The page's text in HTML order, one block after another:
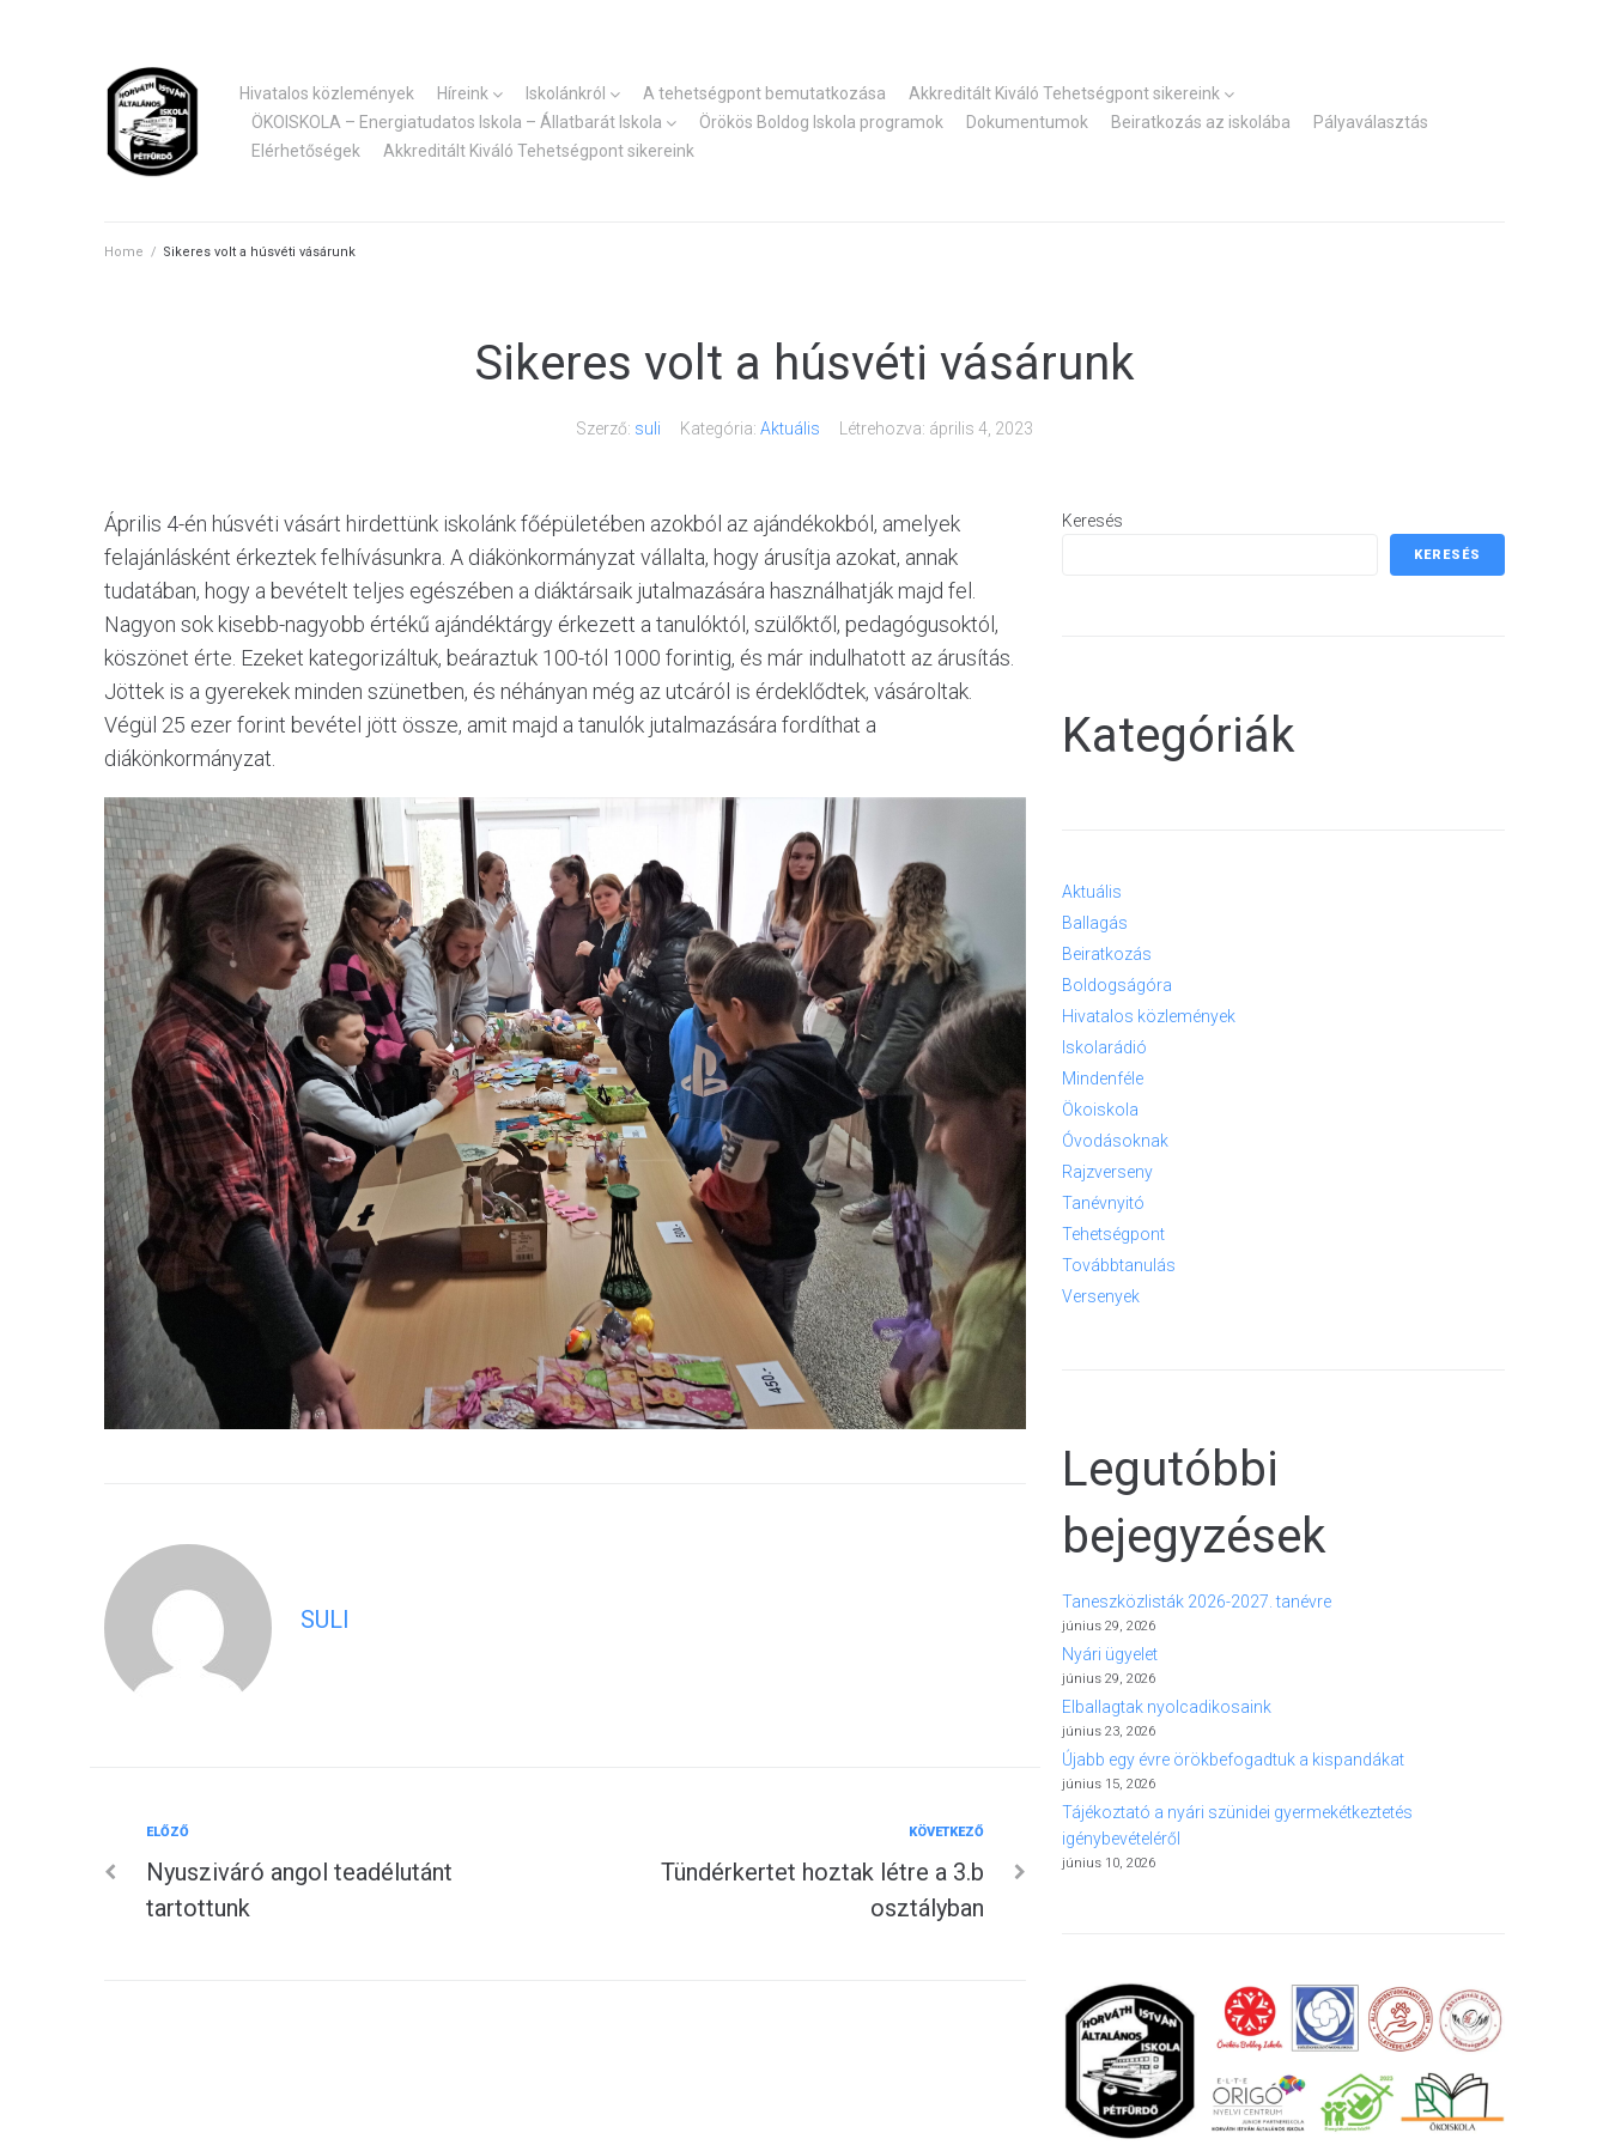
Hivatalos közlemények Híreink Iskolánkról A tehetségpont bemutatkozása
Akkreditált Kiváló Tehetségpont sikereink
ÖKOISKOLA – Energiatudatos Iskola – Állatbarát Iskola
Örökös Boldog Iskola programok Dokumentumok Beiratkozás az iskolába
Pályaválasztás
Elérhetőségek
Akkreditált Kiváló Tehetségpont sikereink
Home / Sikeres volt a húsvéti vásárunk
Sikeres volt a húsvéti vásárunk
Szerző: suli Kategória: Aktuális Létrehozva: április 4, 2023
Április 4-én húsvéti vásárt hirdettünk iskolánk főépületében azokból az ajándékokból, amelyek
felajánlásként érkeztek felhívásunkra. A diákönkormányzat vállalta, hogy árusítja azokat, annak
tudatában, hogy a bevételt teljes egészében a diáktársaik jutalmazására használhatják majd fel.
Nagyon sok kisebb-nagyobb értékű ajándéktárgy érkezett a tanulóktól, szülőktől, pedagógusoktól,
köszönet érte. Ezeket kategorizáltuk, beáraztuk 100-tól 1000 forintig, és már indulhatott az árusítás.
Jöttek is a gyerekek minden szünetben, és néhányan még az utcáról is érdeklődtek, vásároltak.
Végül 25 ezer forint bevétel jött össze, amit majd a tanulók jutalmazására fordíthat a
diákönkormányzat.
SULI
Bejegyzés
navigáció
Előző
ELŐZŐ
Nyusziváró angol teadélutánt
tartottunk
KÖVETKEZŐ
Tündérkertet hoztak létre a 3.b
osztályban
Keresés
KERESÉS
Kategóriák
Aktuális
Ballagás
Beiratkozás
Boldogságóra
Hivatalos közlemények
Iskolarádió
Mindenféle
Ökoiskola
Óvodásoknak
Rajzverseny
Tanévnyitó
Tehetségpont
Továbbtanulás
Versenyek
Legutóbbi
bejegyzések
Taneszközlisták 2026-2027. tanévre
június 29, 2026
Nyári ügyelet
június 29, 2026
Elballagtak nyolcadikosaink
június 23, 2026
Újabb egy évre örökbefogadtuk a kispandákat
június 15, 2026
Tájékoztató a nyári szünidei gyermekétkeztetés
igénybevételéről
június 10, 2026